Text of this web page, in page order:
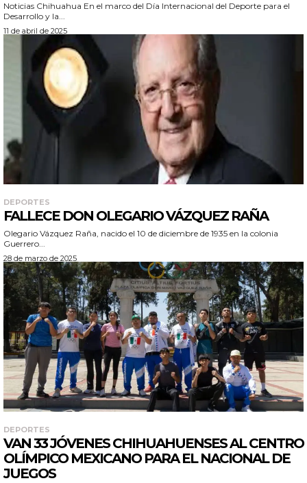
Noticias Chihuahua En el marco del Día Internacional del Deporte para el
Desarrollo y la...
11 de abril de 2025
DEPORTES
FALLECE DON OLEGARIO VÁZQUEZ RAÑA
Olegario Vázquez Raña, nacido el 10 de diciembre de 1935 en la colonia
Guerrero...
28 de marzo de 2025
DEPORTES
VAN 33 JÓVENES CHIHUAHUENSES AL CENTRO
OLÍMPICO MEXICANO PARA EL NACIONAL DE
JUEGOS